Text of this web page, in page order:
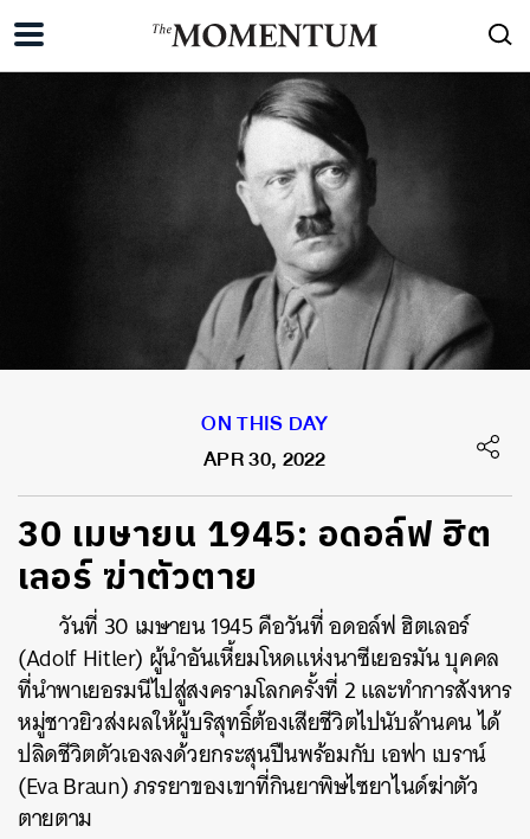
ON THIS DAY
APR 30, 2022
30 เมษายน 1945: อดอล์ฟ ฮิต
เลอร์ ฆ่าตัวตาย
วันที่ 30 เมษายน 1945 คือวันที่ อดอล์ฟ ฮิตเลอร์
(Adolf Hitler) ผู้นำอันเหี้ยมโหดแห่งนาซีเยอรมัน บุคคล
ที่นำพาเยอรมนีไปสู่สงครามโลกครั้งที่ 2 และทำการสังหาร
หมู่ชาวยิวส่งผลให้ผู้บริสุทธิ์ต้องเสียชีวิตไปนับล้านคน ได้
ปลิดชีวิตตัวเองลงด้วยกระสุนปืนพร้อมกับ เอฟา เบราน์
(Eva Braun) ภรรยาของเขาที่กินยาพิษไซยาไนด์ฆ่าตัว
ตายตาม